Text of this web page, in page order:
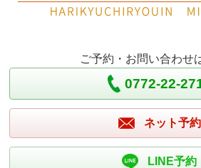
ご予約・お問い合わせ
0772-22-
ネット予約
LINE予約